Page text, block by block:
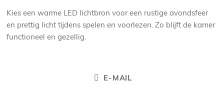
Kies een warme LED lichtbron voor een rustige avondsfeer
en prettig licht tijdens spelen en voorlezen. Zo blijft de kamer
functioneel en gezellig.
E-MAIL